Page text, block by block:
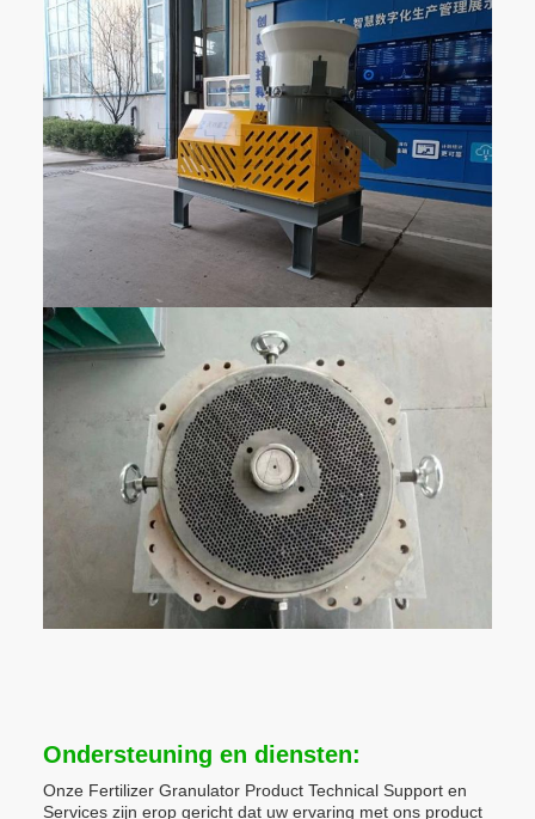
Ondersteuning en diensten:
Onze Fertilizer Granulator Product Technical Support en
Services zijn erop gericht dat uw ervaring met ons product